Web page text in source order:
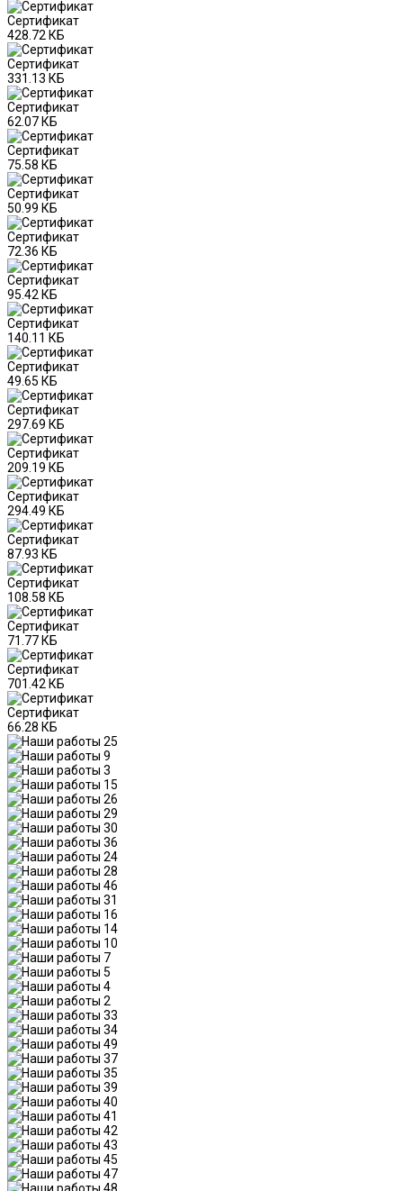
Сертификат
428.72 КБ
Сертификат
331.13 КБ
Сертификат
62.07 КБ
Сертификат
75.58 КБ
Сертификат
50.99 КБ
Сертификат
72.36 КБ
Сертификат
95.42 КБ
Сертификат
140.11 КБ
Сертификат
49.65 КБ
Сертификат
297.69 КБ
Сертификат
209.19 КБ
Сертификат
294.49 КБ
Сертификат
87.93 КБ
Сертификат
108.58 КБ
Сертификат
71.77 КБ
Сертификат
701.42 КБ
Сертификат
66.28 КБ